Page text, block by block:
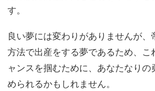
す。
良い夢には変わりがありませんが、
方法で出産をする夢であるため、こ
ャンスを掴むために、あなたなりの
められるかもしれません。